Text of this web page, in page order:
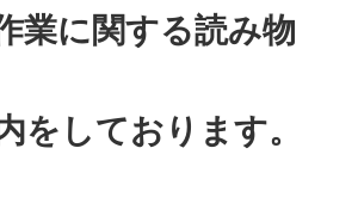
業に関する読み物
をしております。